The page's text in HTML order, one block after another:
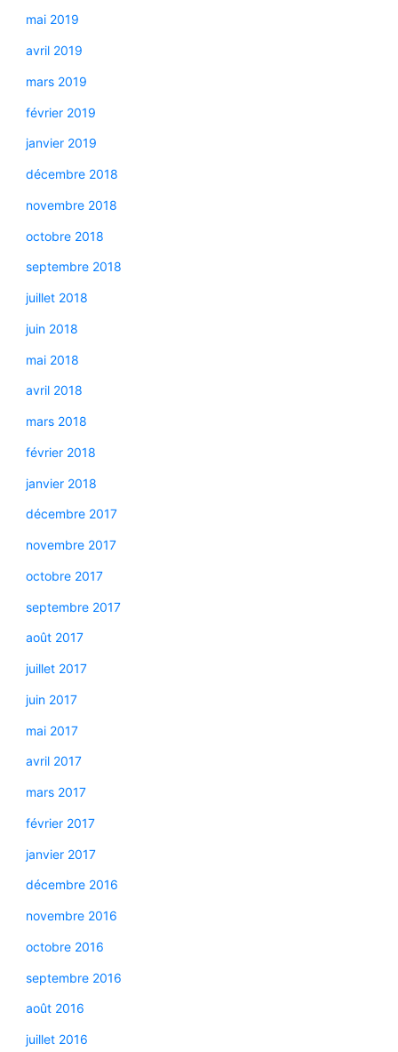
mai 2019
avril 2019
mars 2019
février 2019
janvier 2019
décembre 2018
novembre 2018
octobre 2018
septembre 2018
juillet 2018
juin 2018
mai 2018
avril 2018
mars 2018
février 2018
janvier 2018
décembre 2017
novembre 2017
octobre 2017
septembre 2017
août 2017
juillet 2017
juin 2017
mai 2017
avril 2017
mars 2017
février 2017
janvier 2017
décembre 2016
novembre 2016
octobre 2016
septembre 2016
août 2016
juillet 2016